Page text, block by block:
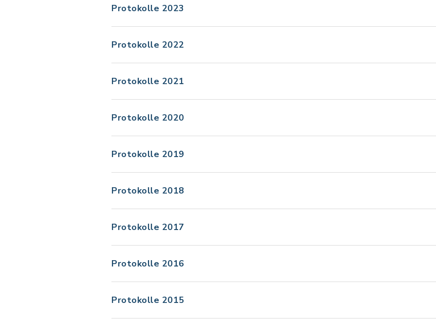
Protokolle 2023
Protokolle 2022
Protokolle 2021
Protokolle 2020
Protokolle 2019
Protokolle 2018
Protokolle 2017
Protokolle 2016
Protokolle 2015